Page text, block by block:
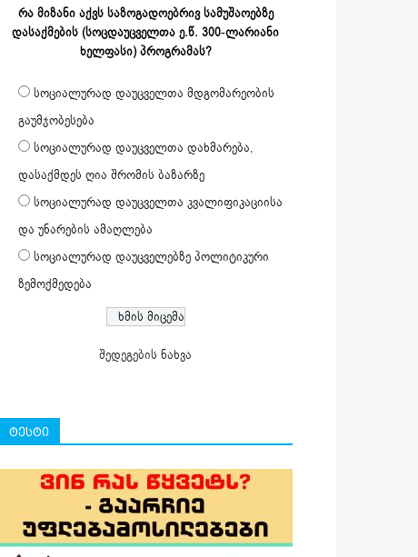
რა მიზანი აქვს საზოგადოებრივ სამუშაოებზე
დასაქმების (სოცდაუცველთა ე.წ. 300-ლარიანი
ხელფასი) პროგრამას?
სოციალურად დაუცველთა მდგომარეობის
გაუმჯობესება
სოციალურად დაუცველთა დახმარება,
დასაქმდეს ღია შრომის ბაზარზე
სოციალურად დაუცველთა კვალიფიკაციისა
და უნარების ამაღლება
სოციალურად დაუცველებზე პოლიტიკური
ზემოქმედება
შედეგების ნახვა
ტესტი